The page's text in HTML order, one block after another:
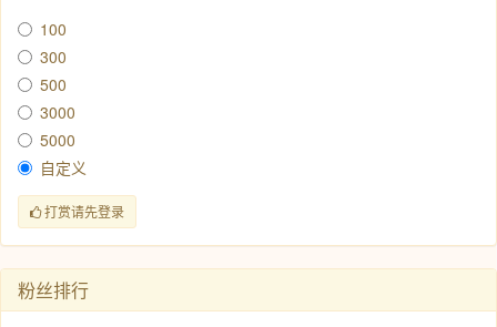
100
300
500
3000
5000
自定义
打赏请先登录
粉丝排行